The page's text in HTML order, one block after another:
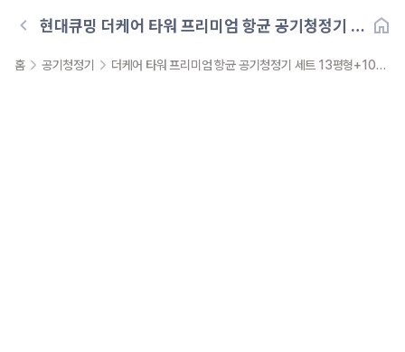
현대큐밍 더케어 타워 프리미엄 항균 공기청정기 세
홈 공기청정기 더케어 타워 프리미엄 항균 공기청정기 세트 13평형+10평형